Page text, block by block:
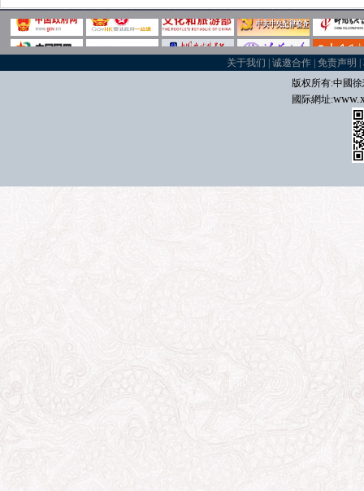
关于我们 |诚邀合作 |免责声明 |
版权所有:中國
國际網址: